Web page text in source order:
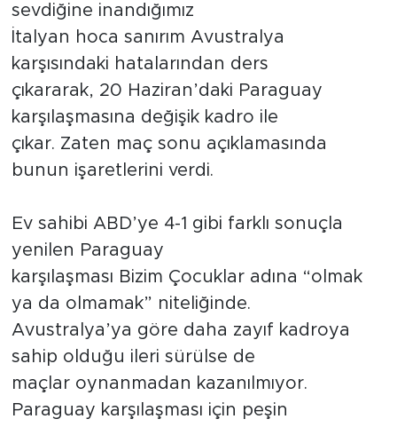
sevdiğine inandığımız
İtalyan hoca sanırım Avustralya
karşısındaki hatalarından ders
çıkararak, 20 Haziran’daki Paraguay
karşılaşmasına değişik kadro ile
çıkar. Zaten maç sonu açıklamasında
bunun işaretlerini verdi.
Ev sahibi ABD’ye 4-1 gibi farklı sonuçla
yenilen Paraguay
karşılaşması Bizim Çocuklar adına “olmak
ya da olmamak” niteliğinde.
Avustralya’ya göre daha zayıf kadroya
sahip olduğu ileri sürülse de
maçlar oynanmadan kazanılmıyor.
Paraguay karşılaşması için peşin